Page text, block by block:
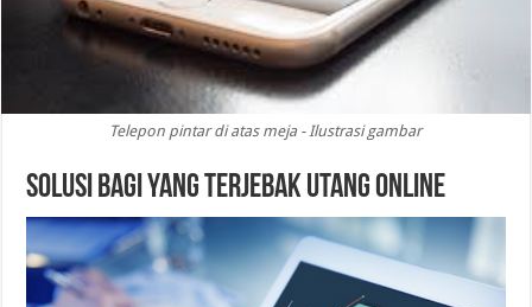
Telepon pintar di atas meja - Ilustrasi gambar
Solusi Bagi yang Terjebak Utang Online